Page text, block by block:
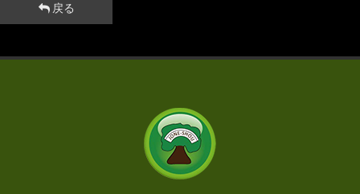
戻る